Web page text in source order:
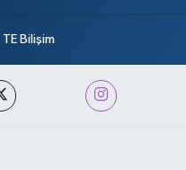
TE Bilişim